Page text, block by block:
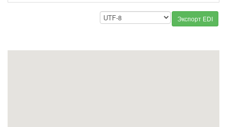
Экспорт EDI